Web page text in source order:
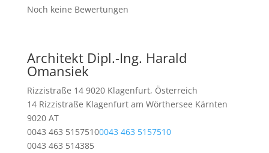
Noch keine Bewertungen
Architekt Dipl.-Ing. Harald
Omansiek
Rizzistraße 14 9020 Klagenfurt, Österreich
14 Rizzistraße Klagenfurt am Wörthersee Kärnten
9020 AT
0043 463 51575100043 463 5157510
0043 463 514385